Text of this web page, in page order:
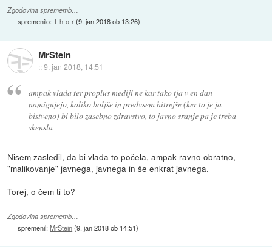
Zgodovina sprememb…
spremenilo:T-h-o-r(9. jan 2018 ob 13:26)
MrStein
::9. jan 2018, 14:51
ampak vlada ter proplus mediji ne kar tako tja v en dan
namigujejo, koliko boljše in predvsem hitrejše (ker to je ja
bistveno) bi bilo zasebno zdravstvo, to javno sranje pa je treba
skensla
Nisem zasledil, da bi vlada to počela, ampak ravno obratno,
"malikovanje" javnega, javnega in še enkrat javnega.
Torej, o čem ti to?
Zgodovina sprememb…
spremenil:MrStein(9. jan 2018 ob 14:51)